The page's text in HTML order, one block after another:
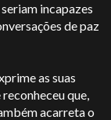
incapazes
de paz
as suas
que,
acarreta o